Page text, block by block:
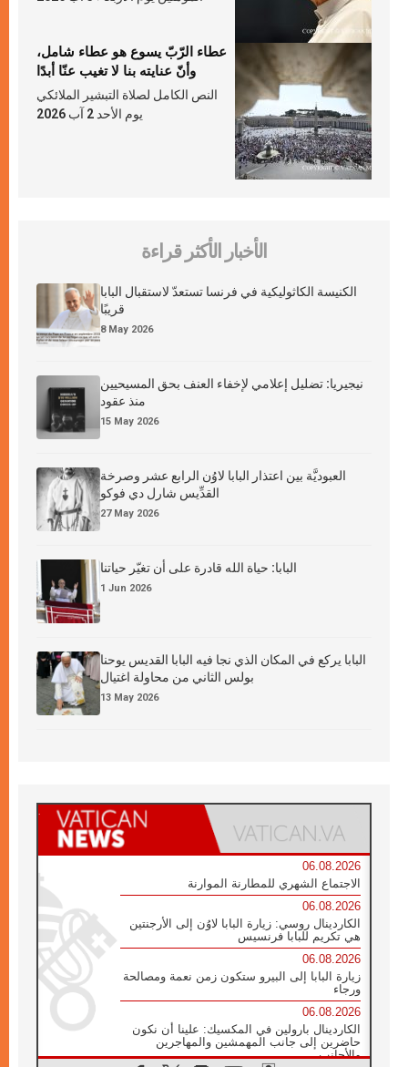
عطاء الرّبّ يسوع هو عطاء شامل،
وأنّ عنايته بنا لا تغيب عنّا أبدًا
النص الكامل لصلاة التبشير الملائكي
يوم الأحد 2 آب 2026
الأخبار الأكثر قراءة
الكنيسة الكاثوليكية في فرنسا تستعدّ لاستقبال البابا
قريبًا
8 May 2026
نيجيريا: تضليل إعلامي لإخفاء العنف بحق المسيحيين
منذ عقود
15 May 2026
العبوديَّة بين اعتذار البابا لاوُن الرابع عشر وصرخة
القدِّيس شارل دي فوكو
27 May 2026
البابا: حياة الله قادرة على أن تغيّر حياتنا
1 Jun 2026
البابا يركع في المكان الذي نجا فيه البابا القديس يوحنا
بولس الثاني من محاولة اغتيال
13 May 2026
06.08.2026
الاجتماع الشهري للمطارنة الموارنة
06.08.2026
الكاردينال روسي: زيارة البابا لاوُن إلى الأرجنتين
هي تكريم للبابا فرنسيس
06.08.2026
زيارة البابا إلى البيرو ستكون زمن نعمة ومصالحة
ورجاء
06.08.2026
الكاردينال بارولين في المكسيك: علينا أن نكون
حاضرين إلى جانب المهمشين والمهاجرين
والأجانب